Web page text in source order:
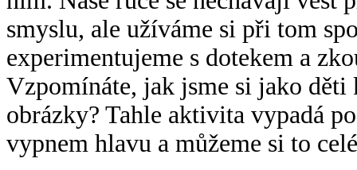
smyslu, ale užíváme si při tom
experimentujeme s dotekem a
Vzpomínáte, jak jsme si jako děti
obrázky? Tahle aktivita vypadá
vypnem hlavu a můžeme si to